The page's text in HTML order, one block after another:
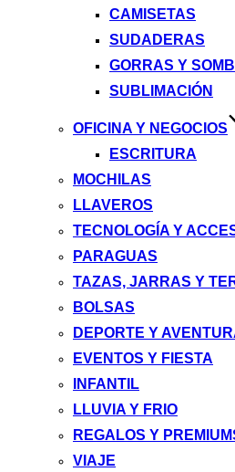
CAMISETAS
SUDADERAS
GORRAS Y
SUBLIMACIÓN
OFICINA Y NEGOCIOS
ESCRITURA
MOCHILAS
LLAVEROS
TECNOLOGÍA Y
PARAGUAS
TAZAS, JARRAS Y
BOLSAS
DEPORTE Y
EVENTOS Y FIESTA
INFANTIL
LLUVIA Y FRIO
REGALOS Y
VIAJE